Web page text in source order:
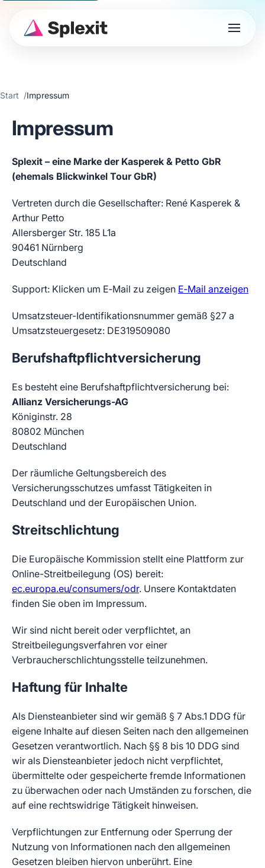
Start Impressum
Impressum
Splexit – eine Marke der Kasperek & Petto GbR
(ehemals Blickwinkel Tour GbR)
Vertreten durch die Gesellschafter: René Kasperek &
Arthur Petto
Allersberger Str. 185 L1a
90461 Nürnberg
Deutschland
Support: Klicken um E‑Mail zu zeigen E‑Mail anzeigen
Umsatzsteuer-Identifikationsnummer gemäß §27 a
Umsatzsteuergesetz: DE319509080
Berufshaftpflichtversicherung
Es besteht eine Berufshaftpflichtversicherung bei:
Allianz Versicherungs-AG
Königinstr. 28
80802 München
Deutschland
Der räumliche Geltungsbereich des
Versicherungsschutzes umfasst Tätigkeiten in
Deutschland und der Europäischen Union.
Streitschlichtung
Die Europäische Kommission stellt eine Plattform zur
Online-Streitbeilegung (OS) bereit:
ec.europa.eu/consumers/odr. Unsere Kontaktdaten
finden Sie oben im Impressum.
Wir sind nicht bereit oder verpflichtet, an
Streitbeilegungsverfahren vor einer
Verbraucherschlichtungsstelle teilzunehmen.
Haftung für Inhalte
Als Diensteanbieter sind wir gemäß § 7 Abs.1 DDG für
eigene Inhalte auf diesen Seiten nach den allgemeinen
Gesetzen verantwortlich. Nach §§ 8 bis 10 DDG sind
wir als Diensteanbieter jedoch nicht verpflichtet,
übermittelte oder gespeicherte fremde Informationen
zu überwachen oder nach Umständen zu forschen, die
auf eine rechtswidrige Tätigkeit hinweisen.
Verpflichtungen zur Entfernung oder Sperrung der
Nutzung von Informationen nach den allgemeinen
Gesetzen bleiben hiervon unberührt. Eine